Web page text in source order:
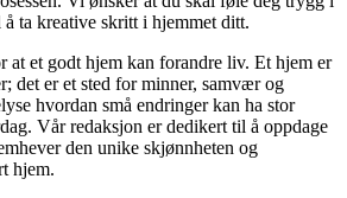
ta kreative skritt i hjemmet ditt.
at et godt hjem kan forandre liv. Et hjem er
det er et sted for minner, samvær og
hvordan små endringer kan ha stor
Vår redaksjon er dedikert til å oppdage
den unike skjønnheten og
hjem.